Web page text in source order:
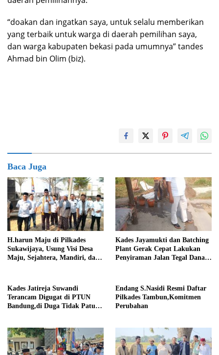
“doakan dan ingatkan saya, untuk selalu memberikan
yang terbaik untuk warga di daerah pemilihan saya,
dan warga kabupaten bekasi pada umumnya” tandes
Ahmad bin Olim (biz).
Baca Juga
H.harun Maju di Pilkades
Sukawijaya, Usung Visi Desa
Maju, Sejahtera, Mandiri, dan
Kades Jayamukti dan Batching
Plant Gerak Cepat Lakukan
Penyiraman Jalan Tegal Danas
Kades Jatireja Suwandi
Terancam Digugat di PTUN
Bandung,di Duga Tidak Patuhi
Endang S.Nasidi Resmi Daftar
Pilkades Tambun,Komitmen
Perubahan